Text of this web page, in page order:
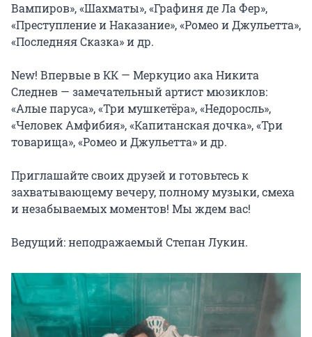
Вампиров», «Шахматы», «Графиня де Ла Фер»,
«Преступление и Наказание», «Ромео и Джульетта»,
«Последняя Сказка» и др.
New! Впервые в КК — Меркуцио ака Никита
Следнев — замечательный артист мюзиклов:
«Алые паруса», «Три мушкетёра», «Недоросль»,
«Человек Амфибия», «Капитанская дочка», «Три
товарища», «Ромео и Джульетта» и др.
Приглашайте своих друзей и готовьтесь к
захватывающему вечеру, полному музыки, смеха
и незабываемых моментов! Мы ждем вас!
Ведущий: неподражаемый Степан Лукин.